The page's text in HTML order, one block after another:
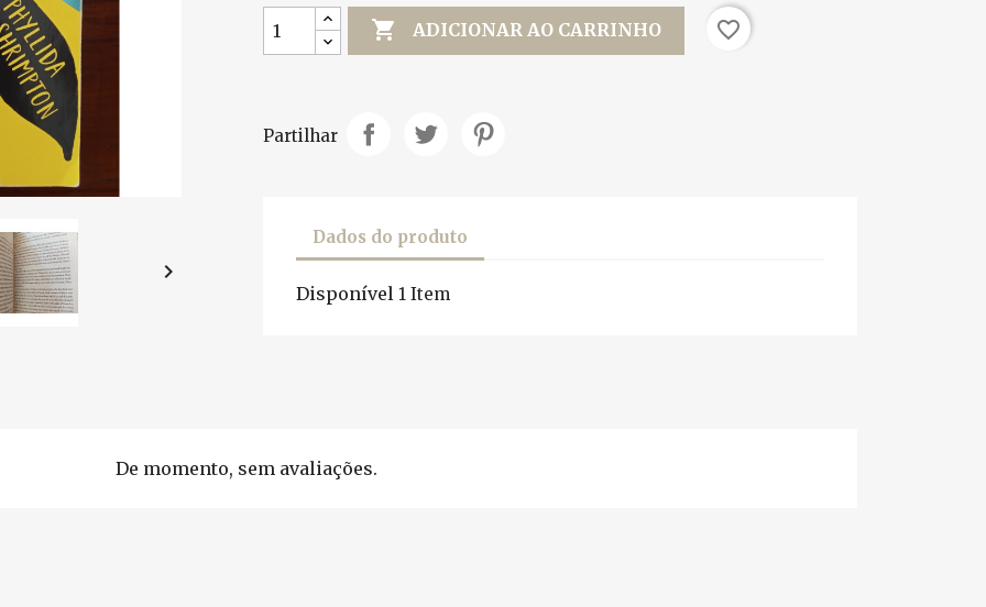

 ADICIONAR AO CARRINHO favorite_border
Partilhar
Dados do produto
Disponível 1 Item
De momento, sem avaliações.